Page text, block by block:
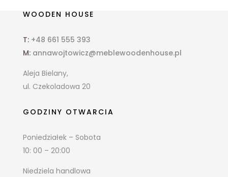
WOODEN HOUSE
T: +48 661 555 393
M: annawojtowicz@meblewoodenhouse.pl
Aleja Bielany,
ul. Czekoladowa 20
GODZINY OTWARCIA
Poniedziałek – Sobota
10: 00 – 20:00
Niedziela handlowa